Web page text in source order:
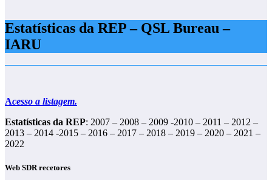
Estatísticas da REP – QSL Bureau –
IARU
Acesso a listagem.
Estatísticas da REP: 2007 – 2008 – 2009 -2010 – 2011 – 2012 –
2013 – 2014 -2015 – 2016 – 2017 – 2018 – 2019 – 2020 – 2021 –
2022
Web SDR recetores